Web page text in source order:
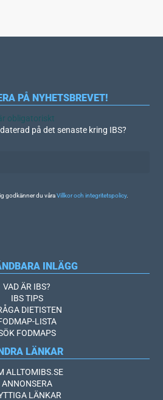
PÅ NYHETSBREVET!
obligatoriskt
på det senaste kring IBS?
godkänner du våraVillkor och integritetspolicy.
INLÄGG
VAD ÄR IBS?
IBS TIPS
DIETISTEN
LISTA
FODMAPS
LÄNKAR
ALLTOMIBS.SE
ANNONSERA
LÄNKAR